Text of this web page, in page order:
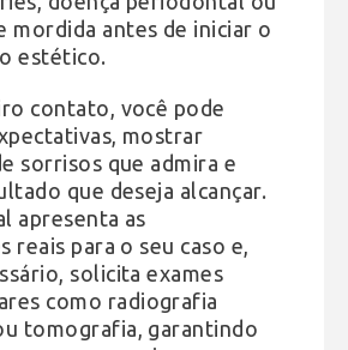
mordida antes de iniciar o
estético.
contato, você pode
mostrar
sorrisos que admira e
que deseja alcançar.
apresenta as
reais para o seu caso e,
solicita exames
como radiografia
tomografia, garantindo